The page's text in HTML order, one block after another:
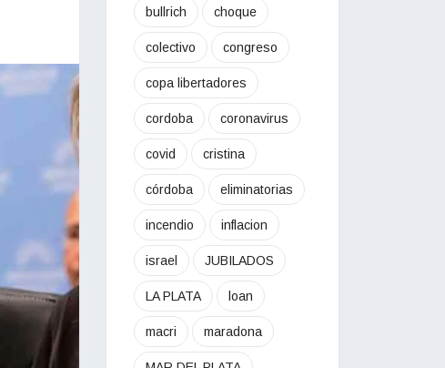
bullrich choque
colectivo congreso
copa libertadores
cordoba coronavirus
covid cristina
córdoba eliminatorias
incendio inflacion
israel JUBILADOS
LA PLATA loan
macri maradona